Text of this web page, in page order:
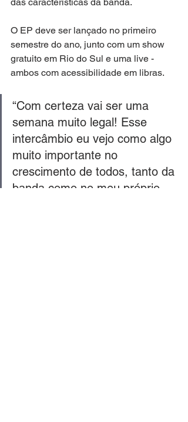
O EP deve ser lançado no primeiro
semestre do ano, junto com um show
gratuito em Rio do Sul e uma live -
ambos com acessibilidade em libras.
“Com certeza vai ser uma
semana muito legal! Esse
intercâmbio eu vejo como algo
muito importante no
crescimento de todos, tanto da
banda como no meu próprio